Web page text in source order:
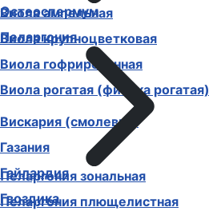
Виола ампельная
Виола крупноцветковая
Виола гофрированная
Виола рогатая (фиалка рогатая)
Вискария (смолевка)
Газания
Гайлардия
Гвоздика
Остеоспермум
Пеларгония
Пеларгония зональная
Пеларгония плющелистная